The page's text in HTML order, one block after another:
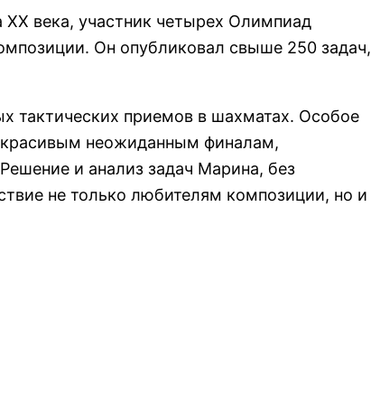
века, участник четырех Олимпиад
Он опубликовал свыше 250 задач,
тактических приемов в шахматах. Особое
неожиданным финалам,
и анализ задач Марина, без
не только любителям композиции, но и